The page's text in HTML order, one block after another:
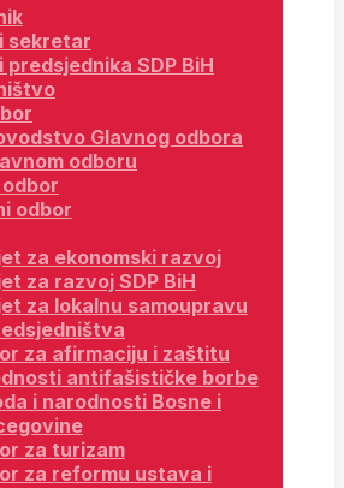
sekretar
predsjednika SDP BiH
Glavnog odbora
odboru
odbor
za ekonomski razvoj
za razvoj SDP BiH
za lokalnu samoupravu
za afirmaciju i zaštitu
antifašističke borbe
i narodnosti Bosne i
za turizam
za reformu ustava i